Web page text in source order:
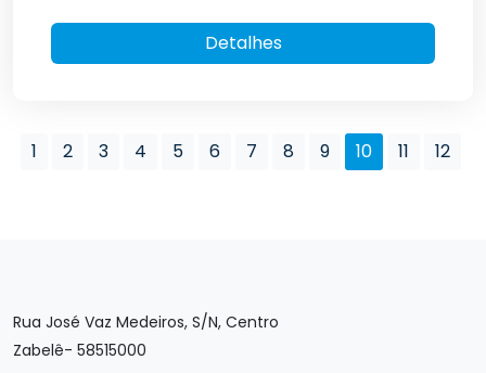
Detalhes
1 2 3 4 5 6 7 8 9 10 11 12
Rua José Vaz Medeiros, S/N, Centro
Zabelê- 58515000